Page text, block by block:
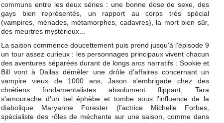
communs entre les deux séries : une bonne dose de sexe, des
gays bien représentés, un rapport au corps très spécial
(vampires, ménades, métamorphes, cadavres), la mort bien sûr,
des meurtres mystérieux...
La saison commence doucettement puis prend jusqu'à l'épisode 9
un tour assez curieux : les personnages principaux vivent chacun
des aventures séparées durant de longs arcs narratifs : Sookie et
Bill vont à Dallas démêler une drôle d'affaires concernant un
vampire vieux de 1000 ans, Jason s'embrigade chez des
chrétiens fondamentalistes absolument flippant, Tara
s'amourache d'un bel éphèbe et tombe sous l'influence de la
diabolique Maryanne Forester (l'actrice Michelle Forbes,
spécialiste des rôles de méchante sur une saison, comme dans